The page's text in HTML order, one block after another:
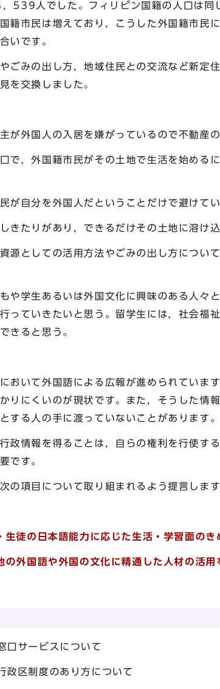
539人でした。フィリピン国籍の人口は
籍市民は増えており，こうした外国籍市民
いです。
ごみの出し方，地域住民との交流など新定
を交換しました。
外国人の入居を嫌がっているので不動産の
，外国籍市民がその土地で生活を始める
自分を外国人だということだけで避けてい
たりがあり，できるだけその土地に溶け込
としての活用方法やごみの出し方につい
学生あるいは外国文化に興味のある人々
っていきたいと思う。留学生には，社会福
きると思う。
いて外国語による広報が進められていま
りにくいのが現状です。また，そうした情
する人の手に渡っていないことがあります。
情報を得ることは，自らの権利を行使する
です。
項目について取り組まれるよう提言します
徒の日本語能力に応じた生活・学習面のき
外国語や外国の文化に精通した人材の活用
サービスについて
区制度のあり方について